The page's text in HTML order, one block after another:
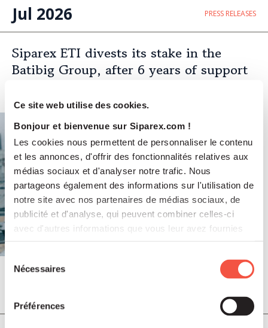
Ce site web utilise des cookies.
Bonjour et bienvenue sur Siparex.com !
Les cookies nous permettent de personnaliser le contenu
et les annonces, d'offrir des fonctionnalités relatives aux
médias sociaux et d'analyser notre trafic. Nous
partageons également des informations sur l'utilisation de
notre site avec nos partenaires de médias sociaux, de
publicité et d'analyse, qui peuvent combiner celles-ci
avec d'autres informations que vous leur avez fournies
Sélection
Nécessaires
Préférences
Jul 2026 PRESS RELEASES
Siparex ETI divests its stake in the
Batibig Group, after 6 years of support
leading independent French player in
multi-specialist building maintenance
and emerging repairs
PRESS RELEASES